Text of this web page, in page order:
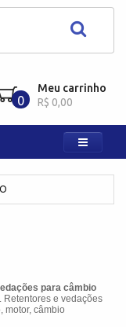
0
Meu carrinho
R$ 0,00
para câmbio
e vedações
motor, câmbio